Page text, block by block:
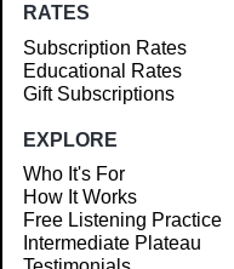
RATES
Subscription Rates
Educational Rates
Gift Subscriptions
EXPLORE
Who It's For
How It Works
Free Listening Practice
Intermediate Plateau